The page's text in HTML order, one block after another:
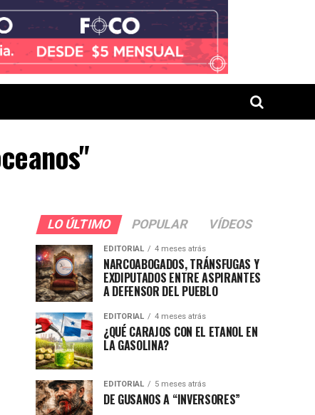
LO ÚLTIMO POPULAR VÍDEOS
EDITORIAL 4 meses atrás
NARCOABOGADOS, TRÁNSFUGAS Y
EXDIPUTADOS ENTRE ASPIRANTES
A DEFENSOR DEL PUEBLO
EDITORIAL 4 meses atrás
¿QUÉ CARAJOS CON EL ETANOL EN
LA GASOLINA?
EDITORIAL 5 meses atrás
DE GUSANOS A “INVERSORES”